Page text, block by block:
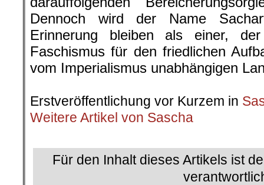
Dennoch wird der Name
Erinnerung bleiben als einer,
Faschismus für den friedlichen
vom Imperialismus unabhängigen
Erstveröffentlichung vor Kurzem in
Weitere Artikel von Sascha
Für den Inhalt dieses Artikels ist